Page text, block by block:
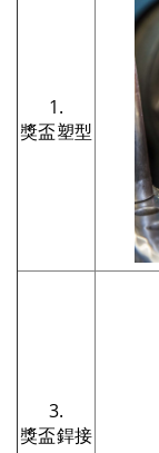
1.
獎盃塑型
3.
獎盃銲接